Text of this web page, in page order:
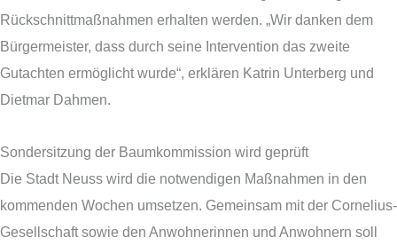
Rückschnittmaßnahmen erhalten werden. „Wir danken dem
Bürgermeister, dass durch seine Intervention das zweite
Gutachten ermöglicht wurde“, erklären Katrin Unterberg und
Dietmar Dahmen.
Sondersitzung der Baumkommission wird geprüft
Die Stadt Neuss wird die notwendigen Maßnahmen in den
kommenden Wochen umsetzen. Gemeinsam mit der Cornelius-
Gesellschaft sowie den Anwohnerinnen und Anwohnern soll